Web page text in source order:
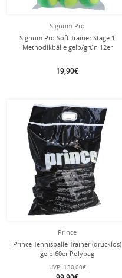
Signum Pro
Signum Pro Soft Trainer Stage 1
Methodikbälle gelb/grün 12er
19,90€
Prince
Prince Tennisbälle Trainer (drucklos)
gelb 60er Polybag
UVP: 130,00€